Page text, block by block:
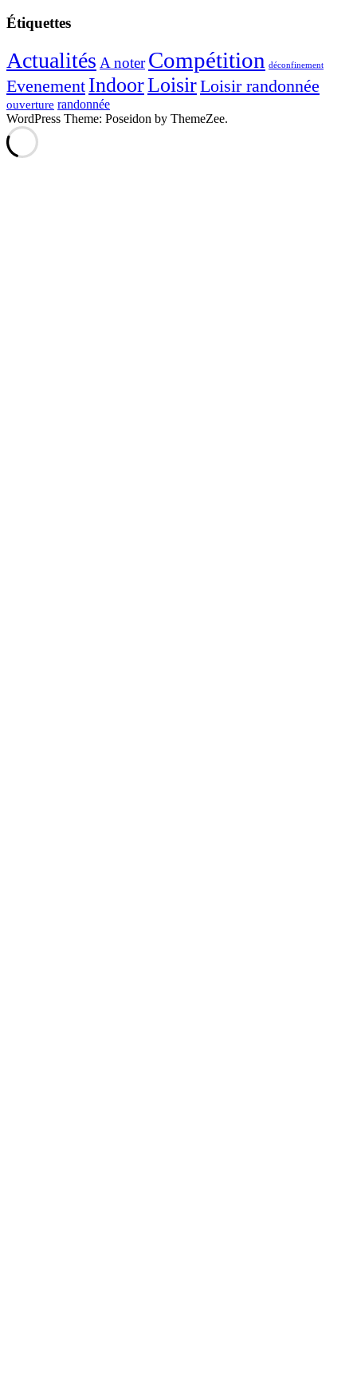
Étiquettes
Actualités A noter Compétition déconfinement
Evenement IndoorLoisirLoisir randonnée
ouverture randonnée
WordPress Theme: Poseidon by ThemeZee.